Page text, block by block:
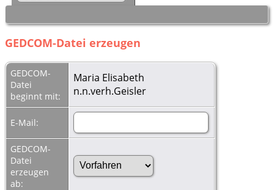
GEDCOM-Datei erzeugen
GEDCOM-
Datei
beginnt mit:
Maria Elisabeth
n.n.verh.Geisler
E-Mail:
GEDCOM-
Datei
erzeugen
ab: